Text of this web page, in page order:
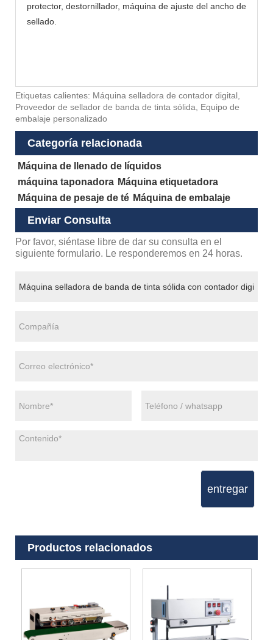
protector, destornillador, máquina de ajuste del ancho de
sellado.
Etiquetas calientes: Máquina selladora de contador digital,
Proveedor de sellador de banda de tinta sólida, Equipo de
embalaje personalizado
Categoría relacionada
Máquina de llenado de líquidos
máquina taponadora Máquina etiquetadora
Máquina de pesaje de té Máquina de embalaje
Enviar Consulta
Por favor, siéntase libre de dar su consulta en el
siguiente formulario. Le responderemos en 24 horas.
entregar
Productos relacionados